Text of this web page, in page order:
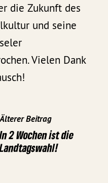
die Zukunft des
und seine
Vielen Dank
Älterer Beitrag
In 2 Wochen ist die
Landtagswahl!